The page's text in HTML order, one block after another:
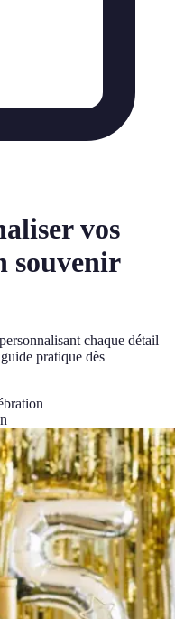
vos
souvenir
chaque détail
pratique dès